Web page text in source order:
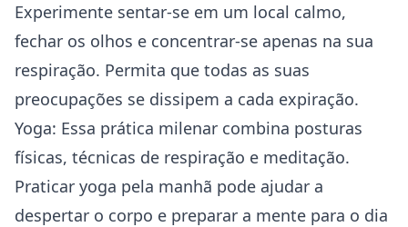
Experimente sentar-se em um local calmo,
fechar os olhos e concentrar-se apenas na sua
respiração. Permita que todas as suas
preocupações se dissipem a cada expiração.
Yoga: Essa prática milenar combina posturas
físicas, técnicas de respiração e meditação.
Praticar yoga pela manhã pode ajudar a
despertar o corpo e preparar a mente para o dia